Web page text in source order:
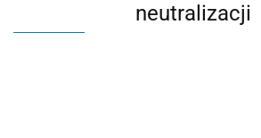
neutralizacji